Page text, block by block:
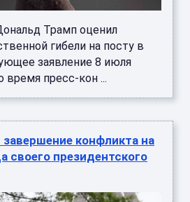
Трамп оценил
гибели на посту в
заявление 8 июля
время пресс-кон ...
конфликта на
своего президентского